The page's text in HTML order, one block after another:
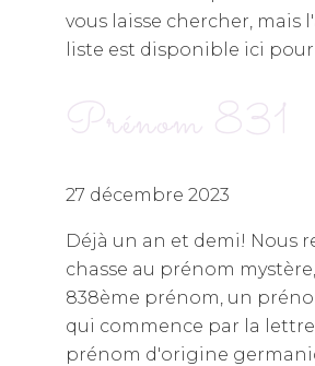
vous laisse chercher, mais
liste est disponible ici pour
Prénom 831
27 décembre 2023
Déjà un an et demi! Nous
chasse au prénom
838ème prénom, un
qui commence par la lettre
prénom d'origine